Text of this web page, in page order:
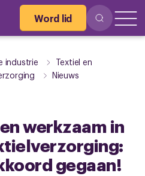
Word lid
industrie
Textiel en
Nieuws
werkzaam in
gegaan!